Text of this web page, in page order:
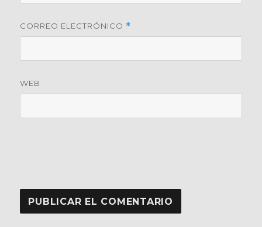
CORREO ELECTRÓNICO *
WEB